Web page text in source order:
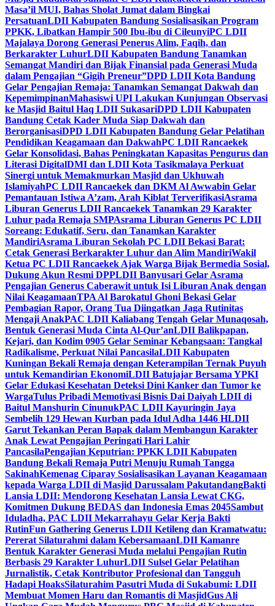
Masa’il MUI, Bahas Sholat Jumat dalam Bingkai
PersatuanLDII Kabupaten Bandung Sosialisasikan Program
PPKK, Libatkan Hampir 500 Ibu-ibu di CileunyiPC LDII
Majalaya Dorong Generasi Penerus Alim, Faqih, dan
Berkarakter LuhurLDII Kabupaten Bandung Tanamkan
Semangat Mandiri dan Bijak Finansial pada Generasi Muda
dalam Pengajian “Gigih Preneur”DPD LDII Kota Bandung
Gelar Pengajian Remaja: Tanamkan Semangat Dakwah dan
KepemimpinanMahasiswi UPI Lakukan Kunjungan Observasi
ke Masjid Baitul Haq LDII SukasariDPD LDII Kabupaten
Bandung Cetak Kader Muda Siap Dakwah dan
BerorganisasiDPD LDII Kabupaten Bandung Gelar Pelatihan
Pendidikan Keagamaan dan DakwahPC LDII Rancaekek
Gelar Konsolidasi, Bahas Peningkatan Kapasitas Pengurus dan
Literasi DigitalDMI dan LDII Kota Tasikmalaya Perkuat
Sinergi untuk Memakmurkan Masjid dan Ukhuwah
IslamiyahPC LDII Rancaekek dan DKM Al Awwabin Gelar
Pemantauan Istiwa A’zam, Arah Kiblat TerverifikasiAsrama
Liburan Generus LDII Rancaekek Tanamkan 29 Karakter
Luhur pada Remaja SMPAsrama Liburan Generus PC LDII
Soreang: Edukatif, Seru, dan Tanamkan Karakter
MandiriAsrama Liburan Sekolah PC LDII Bekasi Barat:
Cetak Generasi Berkarakter Luhur dan Alim MandiriWakil
Ketua PC LDII Rancaekek Ajak Warga Bijak Bermedia Sosial,
Dukung Akun Resmi DPPLDII Banyusari Gelar Asrama
Pengajian Generus Caberawit untuk Isi Liburan Anak dengan
Nilai KeagamaanTPA Al Barokatul Ghoni Bekasi Gelar
Pembagian Rapor, Orang Tua Diingatkan Jaga Rutinitas
Mengaji AnakPAC LDII Kaliabang Tengah Gelar Munaqosah,
Bentuk Generasi Muda Cinta Al-Qur’anLDII Balikpapan,
Kejari, dan Kodim 0905 Gelar Seminar Kebangsaan: Tangkal
Radikalisme, Perkuat Nilai PancasilaLDII Kabupaten
Kuningan Bekali Remaja dengan Keterampilan Ternak Puyuh
untuk Kemandirian EkonomiLDII Batujajar Bersama YPKI
Gelar Edukasi Kesehatan Deteksi Dini Kanker dan Tumor ke
WargaTulus Pribadi Memotivasi Bisnis Dai Daiyah LDII di
Baitul Manshurin CinunukPAC LDII Kayuringin Jaya
Sembelih 129 Hewan Kurban pada Idul Adha 1446 HLDII
Garut Tekankan Peran Bapak dalam Membangun Karakter
Anak Lewat Pengajian Peringati Hari Lahir
PancasilaPengajian Keputrian: PPKK LDII Kabupaten
Bandung Bekali Remaja Putri Menuju Rumah Tangga
SakinahKemenag Ciparay Sosialisasikan Layanan Keagamaan
kepada Warga LDII di Masjid Darussalam PakutandangBakti
Lansia LDII: Mendorong Kesehatan Lansia Lewat CKG,
Komitmen Dukung BEDAS dan Indonesia Emas 2045Sambut
Iduladha, PAC LDII Mekarrahayu Gelar Kerja Bakti
RutinFun Gathering Generus LDII Ketileng dan Kramatwatu:
Pererat Silaturahmi dalam KebersamaanLDII Kamanre
Bentuk Karakter Generasi Muda melalui Pengajian Rutin
Berbasis 29 Karakter LuhurLDII Sulsel Gelar Pelatihan
Jurnalistik, Cetak Kontributor Profesional dan Tangguh
Hadapi HoaksSilaturahim Pasutri Muda di Sukabumi: LDII
Membuat Momen Haru dan Romantis di MasjidGus Ali